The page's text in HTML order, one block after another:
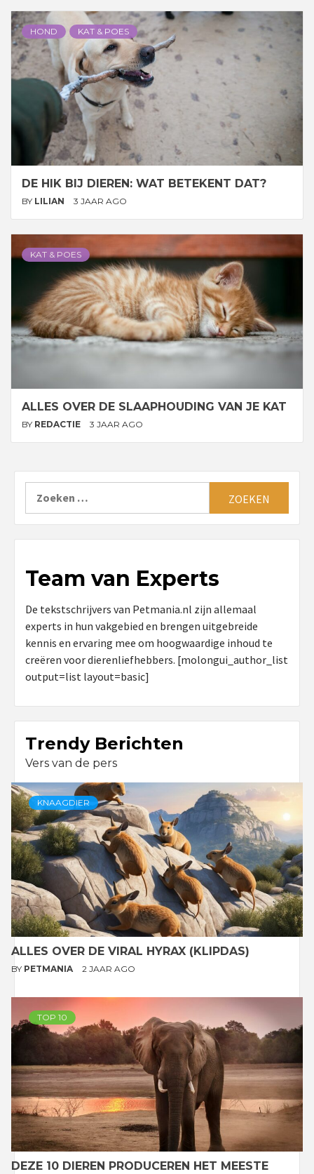
HOND KAT & POES
DE HIK BIJ DIEREN: WAT BETEKENT DAT?
BY LILIAN 3 JAAR AGO
KAT & POES
ALLES OVER DE SLAAPHOUDING VAN JE KAT
BY REDACTIE 3 JAAR AGO
naar:
Team van Experts
De tekstschrijvers van Petmania.nl zijn allemaal
experts in hun vakgebied en brengen uitgebreide
kennis en ervaring mee om hoogwaardige inhoud te
creëren voor dierenliefhebbers. [molongui_author_list
output=list layout=basic]
Trendy Berichten
Vers van de pers
KNAAGDIER
ALLES OVER DE VIRAL HYRAX (KLIPDAS)
BY PETMANIA 2 JAAR AGO
TOP 10
DEZE 10 DIEREN PRODUCEREN HET MEESTE